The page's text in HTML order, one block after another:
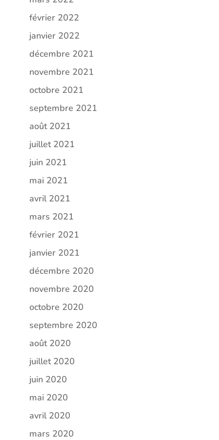
février 2022
janvier 2022
décembre 2021
novembre 2021
octobre 2021
septembre 2021
août 2021
juillet 2021
juin 2021
mai 2021
avril 2021
mars 2021
février 2021
janvier 2021
décembre 2020
novembre 2020
octobre 2020
septembre 2020
août 2020
juillet 2020
juin 2020
mai 2020
avril 2020
mars 2020